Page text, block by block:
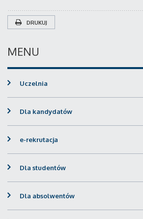
DRUKUJ
MENU
Uczelnia
Dla kandydatów
e-rekrutacja
Dla studentów
Dla absolwentów